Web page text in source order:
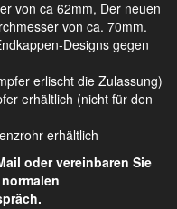
von ca 62mm, Der neuen
von ca. 70mm.
Designs gegen
erlischt die Zulassung)
erhältlich (nicht für den
erhältlich
oder vereinbaren Sie